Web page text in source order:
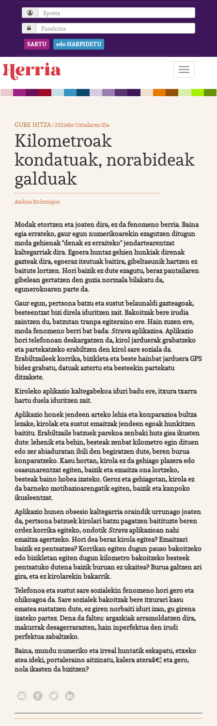
SARTU edo HARPIDETU
GURE HITZA | 2025eko Uztailaren 03a
Kilometroak
kondatuak, norabideak
galduak
Ainhoa Etchenique
Modak etortzen eta joaten dira, ez da fenomeno berria. Baina
egia errateko, gaur egun numerikoarekin ezagutzen ditugun
moda gehienak "denak ez erraiteko" jendartearentzat
kaltegarriak dira. Egoera huntaz gehien hunkiak direnak
gazteak dira, egoeraz itsutuak baitira, gibeltasunik hartzen ez
baitute lortzen. Hori baizik ez dute ezagutu, beraz pantailaren
gibelean gertatzen den guzia normala bilakatu da,
egunerokoaren parte da.
Gaur egun, pertsona batzu eta sustut belaunaldi gazteagoak,
besteentzat bizi direla iduritzen zait. Bakoitzak bere irudia
zaintzen du, batzutan tranpa egiteraino ere. Hain zuzen ere,
moda fenomeno berri bat bada: Stravaaplikazioa. Aplikazio
hori telefonoan deskargatzen da, kirol jarduerak grabatzeko
eta partekatzeko erabiltzen den kirol sare soziala da.
Erabiltzaileek korrika, bizikleta eta beste hainbat jarduera GPS
bidez grabatu, datuak aztertu eta besteekin partekatu
ditzakete.
Kiroleko aplikazio kaltegabekoa iduri badu ere, itxura txarra
hartu duela iduritzen zait.
Aplikazio honek jendeen arteko lehia eta konparazioa bultza
lezake, kirolak eta sustut emaitzak jendeen egoak hunkitzen
baititu. Erabiltzaile batzuek parekoa zenbaki huts gisa ikusten
dute: lehenik eta behin, besteak zenbat kilometro egin dituen
edo zer abiaduratan ibili den begiratzen dute, beren burua
konparatzeko. Kasu hortan, kirola ez da gehiago plazera edo
osasunarentzat egiten, baizik eta emaitza ona lortzeko,
besteak baino hobea izateko. Geroz eta gehiagotan, kirola ez
da barneko motibazioarengatik egiten, baizik eta kanpoko
ikusleentzat.
Aplikazio hunen obsesio kaltegarria oraindik urrunago joaten
da, pertsona batzuek kirolari batzu pagatzen baitituzte beren
ordez korrika egiteko, ondotikStravaaplikazioan nahi
emaitza agertzeko. Hori dea beraz kirola egitea? Emaitzari
baizik ez pentsatzea? Korrikan egiten dugun pauso bakoitzeko
edo bizikletan egiten dugun kilometro bakoitzeko besteek
pentsatuko dutena baizik buruan ez ukaitea? Burua galtzen ari
gira, eta ez kirolarekin bakarrik.
Telefonoa eta sustut sare sozialekin fenomeno hori gero eta
ohikoagoa da. Sare sozialek bakoitzak bere itxurari kasu
ematea sustatzen dute, ez giren norbaiti iduri izan, gu girena
izateko partez. Dena da faltsu: argazkiak arramoldatzen dira,
makurrak desagerrarazten, hain inperfektua den irudi
perfektua zabaltzeko.
Baina, mundu numeriko eta irreal huntatik eskapatu, etxeko
atea ideki, portaleraino aitzinatu, kalera ateraâ€¦ eta gero,
nola ikasten da bizitzen?